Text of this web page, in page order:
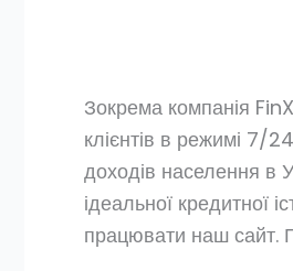
Зокрема компанія
клієнтів в режимі 7/
доходів населення в
ідеальної кредитної
працювати наш сайт.